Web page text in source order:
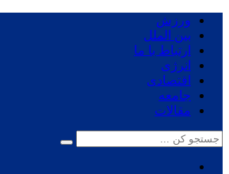
ورزش
بین الملل
ارتباط با ما
انرژی
اقتصادی
جامعه
مقالات